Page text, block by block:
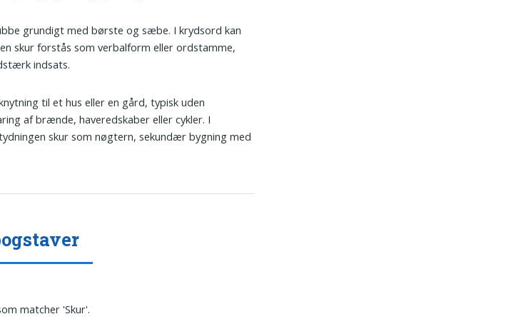
grundigt med børste og sæbe. I krydsord kan
skur forstås som verbalform eller ordstamme,
indsats.
til et hus eller en gård, typisk uden
af brænde, haveredskaber eller cykler. I
skur som nøgtern, sekundær bygning med
matcher 'Skur'.